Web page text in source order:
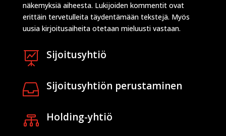
näkemyksiä aiheesta. Lukijoiden kommentit ovat
erittäin tervetulleita täydentämään tekstejä. Myös
uusia kirjoitusaiheita otetaan mieluusti vastaan.
 Sijoitusyhtiö
 Sijoitusyhtiön perustaminen
 Holding-yhtiö